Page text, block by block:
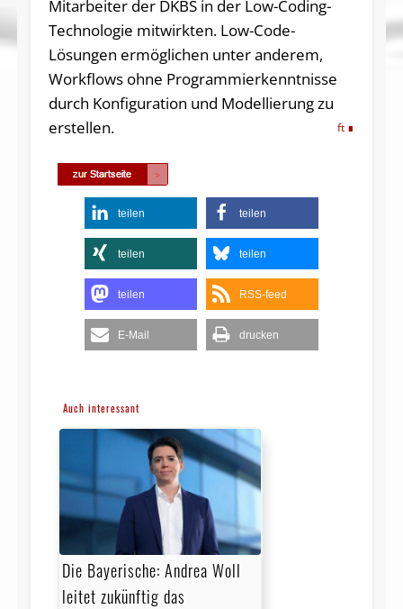
Mitarbeiter der DKBS in der Low-Coding-
Technologie mitwirkten. Low-Code-
Lösungen ermöglichen unter anderem,
Workflows ohne Programmierkenntnisse
durch Konfiguration und Modellierung zu
erstellen.
ft
teilen teilen
teilen teilen
teilen RSS-feed
E-Mail drucken
Auch interessant
Die Bayerische: Andrea Woll
leitet zukünftig das